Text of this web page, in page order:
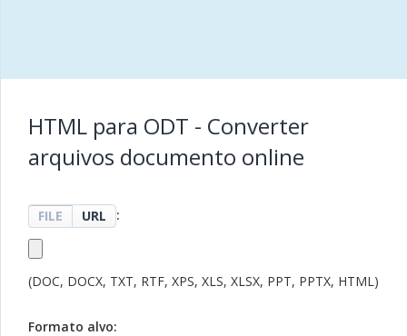
HTML para ODT - Converter
arquivos documento online
FILE URL :
(DOC, DOCX, TXT, RTF, XPS, XLS, XLSX, PPT, PPTX, HTML)
Formato alvo: